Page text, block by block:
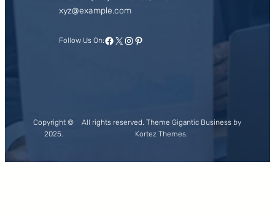
xyz@example.com
Follow Us On:Facebook
X Instagram
Pinterest
Copyright ©
2025.
All rights reserved. Theme Gigantic Business by
Kortez Themes.